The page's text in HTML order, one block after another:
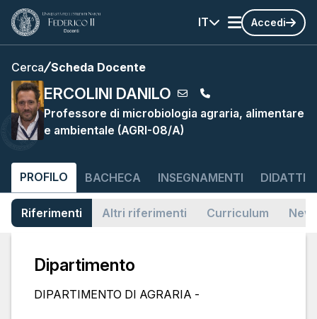
IT Accedi
Cerca Scheda Docente
ERCOLINI DANILO
Professore di microbiologia agraria, alimentare
e ambientale (AGRI-08/A)
PROFILO BACHECA INSEGNAMENTI
Riferimenti Altri riferimenti Curriculum
Dipartimento
DIPARTIMENTO DI AGRARIA -